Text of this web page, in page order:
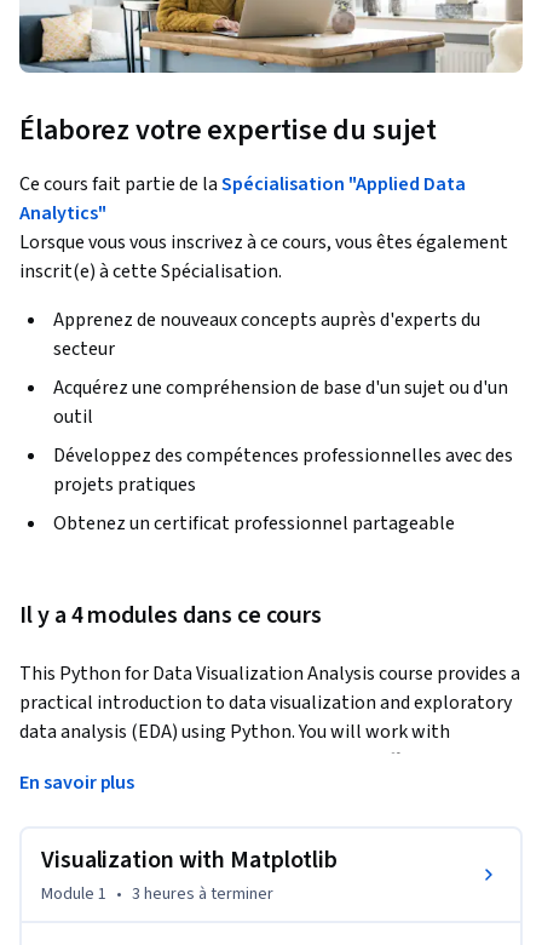
Élaborez votre expertise du sujet
Ce cours fait partie de laSpécialisation "Applied Data
Analytics"
Lorsque vous vous inscrivez à ce cours, vous êtes également
inscrit(e) à cette Spécialisation.
Apprenez de nouveaux concepts auprès d'experts du
secteur
Acquérez une compréhension de base d'un sujet ou d'un
outil
Développez des compétences professionnelles avec des
projets pratiques
Obtenez un certificat professionnel partageable
Il y a 4 modules dans ce cours
This Python for Data Visualization Analysis course provides a
practical introduction to data visualization and exploratory
data analysis (EDA) using Python. You will work with
Matplotlib and Seaborn to create clear and effective
visualizations, use Plotly to build interactive charts and
EDA on complex datasets. Learn to present data clearly and
extract meaningful insights through visual analysis.
En savoir plus
Visualization with Matplotlib
Module 1 • 3 heures à terminer